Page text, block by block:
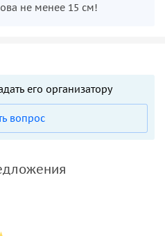
не менее 15 см!
его организатору
вопрос